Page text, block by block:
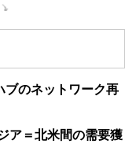
のネットワーク再
ア＝北米間の需要獲